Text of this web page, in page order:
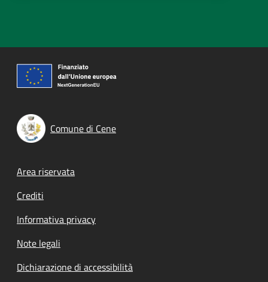
Comune di Cene
Footer menu
Area riservata
Crediti
Informativa privacy
Note legali
Dichiarazione di accessibilità